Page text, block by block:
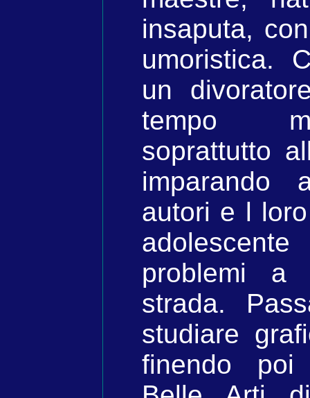
insaputa,
umoristica.
un
tempo
soprattutto
imparando
autori e l
problemi a
strada.
studiare
finendo poi